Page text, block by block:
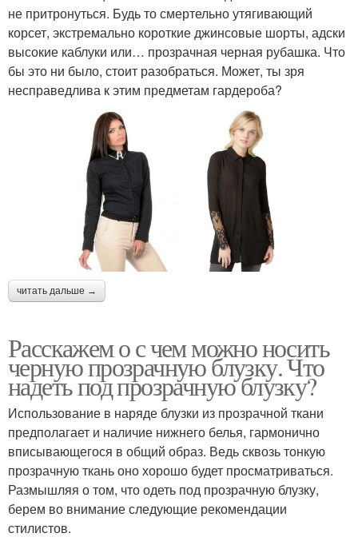
не притронуться. Будь то смертельно утягивающий
корсет, экстремально короткие джинсовые шорты, адски
высокие каблуки или… прозрачная черная рубашка. Что
бы это ни было, стоит разобраться. Может, ты зря
несправедлива к этим предметам гардероба?
читать дальше →
Расскажем о с чем можно носить
черную прозрачную блузку. Что
надеть под прозрачную блузку?
Использование в наряде блузки из прозрачной ткани
предполагает и наличие нижнего белья, гармонично
вписывающегося в общий образ. Ведь сквозь тонкую
прозрачную ткань оно хорошо будет просматриваться.
Размышляя о том, что одеть под прозрачную блузку,
берем во внимание следующие рекомендации
стилистов.